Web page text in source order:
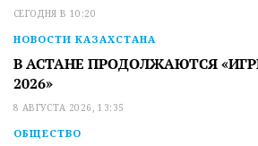
СЕГОДНЯ В 10:20
НОВОСТИ КАЗАХСТАНА
В АСТАНЕ ПРОДОЛЖАЮТСЯ
2026»
8 АВГУСТА 2026, 13:35
ОБЩЕСТВО